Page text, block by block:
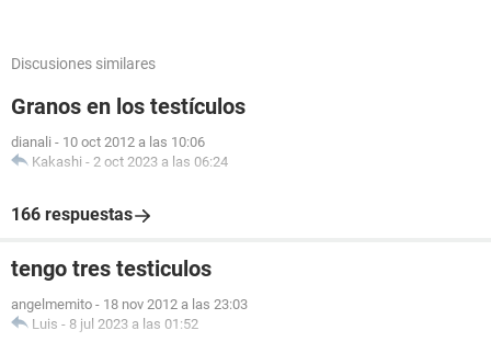
Discusiones similares
Granos en los testículos
dianali - 10 oct 2012 a las 10:06
Kakashi - 2 oct 2023 a las 06:24
166 respuestas
tengo tres testiculos
angelmemito - 18 nov 2012 a las 23:03
Luis - 8 jul 2023 a las 01:52